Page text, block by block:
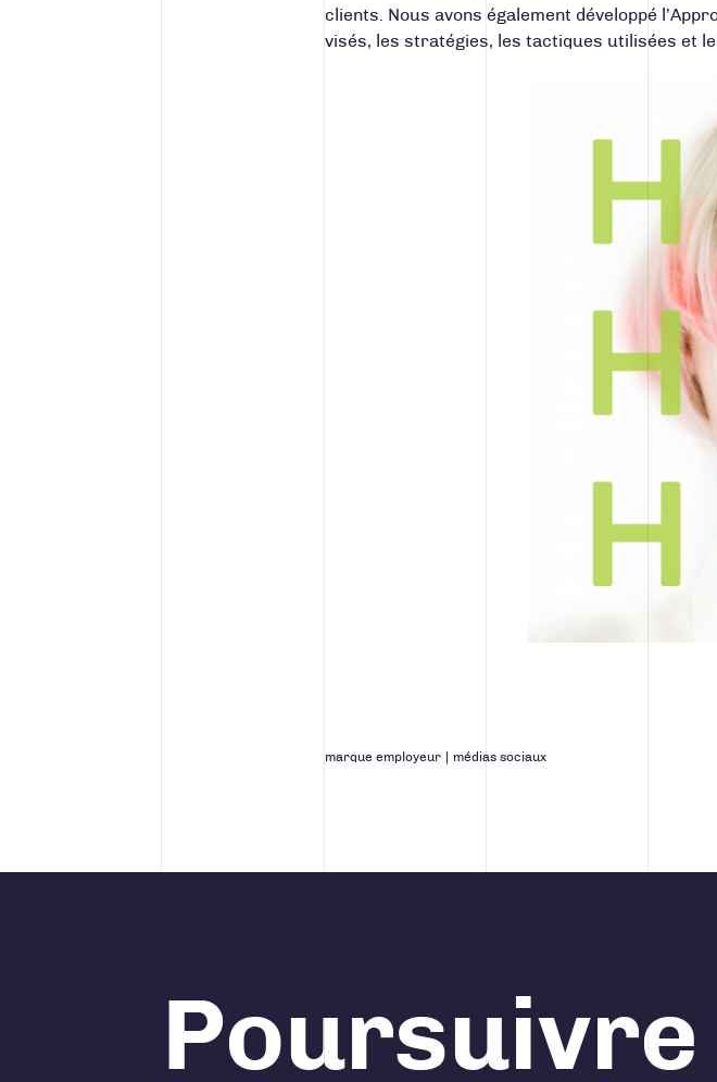
clients. Nous avons également développé l’
visés, les stratégies, les tactiques utilisées et
marque employeur | médias sociaux